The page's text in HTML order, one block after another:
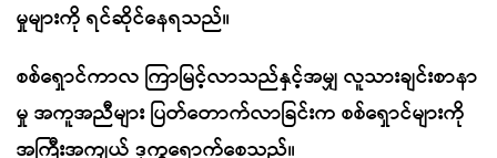
မှုများကို ရင်ဆိုင်နေရသည်။
စစ်ရှောင်ကာလ ကြာမြင့်လာသည်နှင့်အမျှ လူသားချင်းစာနာ
မှု အကူအညီများ ပြတ်တောက်လာခြင်းက စစ်ရှောင်များကို
အကြီးအကျယ် ဒုက္ခရောက်စေသည်။